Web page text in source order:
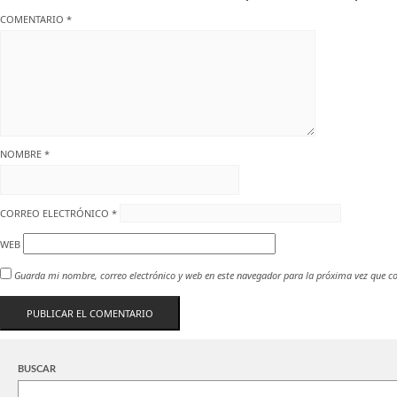
COMENTARIO *
NOMBRE *
CORREO ELECTRÓNICO *
WEB
Guarda mi nombre, correo electrónico y web en este navegador para la próxima vez que
BUSCAR